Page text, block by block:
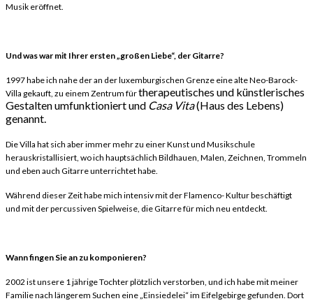
Musik eröffnet.
Und was war mit Ihrer ersten „großen Liebe“, der Gitarre?
1997 habe ich nahe der an der luxemburgischen Grenze eine alte Neo-Barock-
Villa gekauft, zu einem Zentrum fürtherapeutisches und künstlerisches
Gestalten umfunktioniert und Casa Vita(Haus des Lebens)
genannt.
Die Villa hat sich aber immer mehr zu einer Kunst und Musikschule
herauskristallisiert, wo ich hauptsächlich Bildhauen, Malen, Zeichnen, Trommeln
und eben auch Gitarre unterrichtet habe.
Während dieser Zeit habe mich intensiv mit der Flamenco- Kultur beschäftigt
und mit der percussiven Spielweise, die Gitarre für mich neu entdeckt.
Wann fingen Sie an zu komponieren?
2002 ist unsere 1 jährige Tochter plötzlich verstorben, und ich habe mit meiner
Familie nach längerem Suchen eine „Einsiedelei“ im Eifelgebirge gefunden. Dort